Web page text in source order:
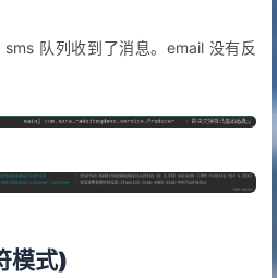
队列收到了消息。email 没有反
模式)